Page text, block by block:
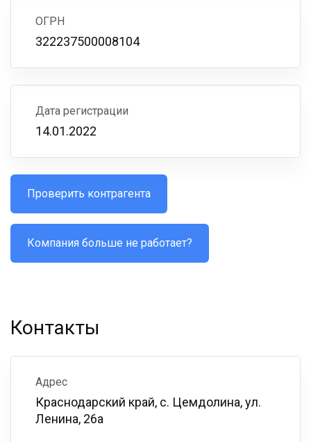
ОГРН
322237500008104
Дата регистрации
14.01.2022
Проверить контрагента
Компания больше не работает?
Контакты
Адрес
Краснодарский край, с. Цемдолина, ул.
Ленина, 26а